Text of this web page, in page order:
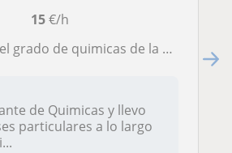
15€/h
Complutense de Madrid ofrece clases particulares de química en Madrid
de Quimicas y llevo
particulares a lo largo